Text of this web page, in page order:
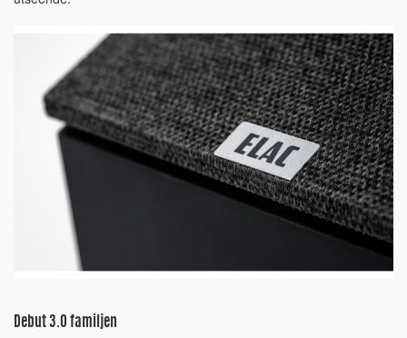
Debut 3.0 familjen